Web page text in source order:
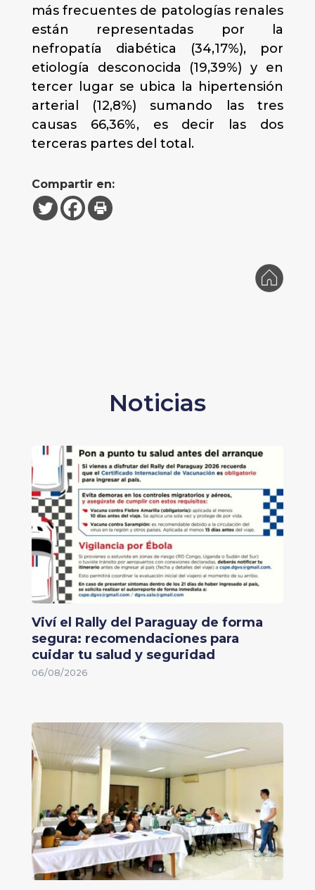
más frecuentes de patologías renales
están representadas por la
nefropatía diabética (34,17%), por
etiología desconocida (19,39%) y en
tercer lugar se ubica la hipertensión
arterial (12,8%) sumando las tres
causas 66,36%, es decir las dos
terceras partes del total.
Compartir en:
Noticias
Viví el Rally del Paraguay de forma
segura: recomendaciones para
cuidar tu salud y seguridad
06/08/2026